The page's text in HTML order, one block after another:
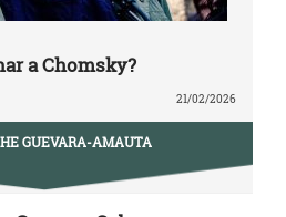
a Chomsky?
21/02/2026
GUEVARA-AMAUTA